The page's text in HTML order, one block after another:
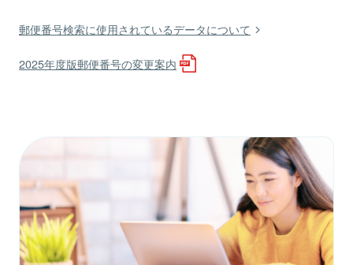
郵便番号検索に使用されているデータについて
2025年度版郵便番号の変更案内